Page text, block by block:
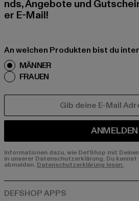
nds, Angebote und
er E-Mail!
An welchen Produkten bist du
MÄNNER
FRAUEN
ANMELDEN
Informationen dazu, wie DefShop mit
in unserer Datenschutzerklärung. Du
abmelden. Datenschutzerklärung lesen.